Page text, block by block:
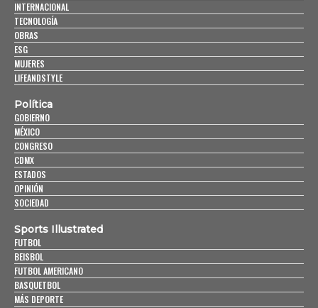
INTERNACIONAL
TECNOLOGÍA
OBRAS
ESG
MUJERES
LIFEANDSTYLE
Política
GOBIERNO
MÉXICO
CONGRESO
CDMX
ESTADOS
OPINIÓN
SOCIEDAD
Sports Illustrated
FUTBOL
BEISBOL
FUTBOL AMERICANO
BASQUETBOL
MÁS DEPORTE